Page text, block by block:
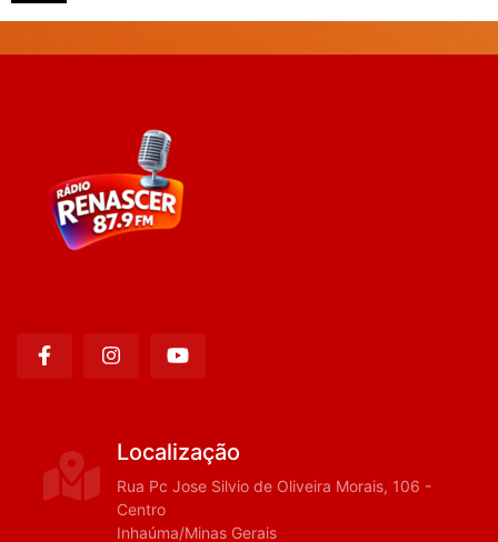
Localização
Rua Pc Jose Silvio de Oliveira Morais, 106 -
Centro
Inhaúma/Minas Gerais